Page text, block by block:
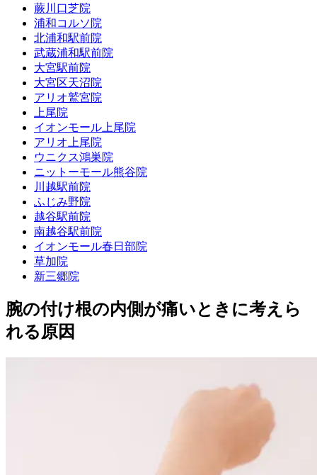
蕨川口芝院
浦和コルソ院
北浦和駅前院
武蔵浦和駅前院
大宮駅前院
大宮区天沼院
アリオ鷲宮院
上尾院
イオンモール上尾院
アリオ上尾院
ウニクス鴻巣院
ニットーモール熊谷院
川越駅前院
ふじみ野院
越谷駅前院
南越谷駅前院
イオンモール春日部院
草加院
新三郷院
腕の付け根の内側が痛いときに考えら
れる原因